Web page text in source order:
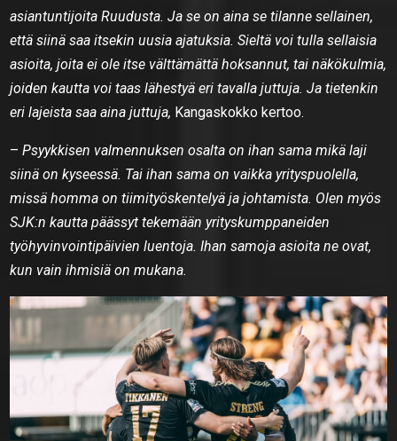
asiantuntijoita Ruudusta. Ja se on aina se tilanne sellainen,
että siinä saa itsekin uusia ajatuksia. Sieltä voi tulla sellaisia
asioita, joita ei ole itse välttämättä hoksannut, tai näkökulmia,
joiden kautta voi taas lähestyä eri tavalla juttuja. Ja tietenkin
eri lajeista saa aina juttuja, Kangaskokko kertoo.
–Psyykkisen valmennuksen osalta on ihan sama mikä laji
siinä on kyseessä. Tai ihan sama on vaikka yrityspuolella,
missä homma on tiimityöskentelyä ja johtamista. Olen myös
SJK:n kautta päässyt tekemään yrityskumppaneiden
työhyvinvointipäivien luentoja. Ihan samoja asioita ne ovat,
kun vain ihmisiä on mukana.